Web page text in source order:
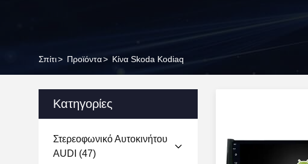
Σπίτι> Προϊόντα> Κίνα Skoda Kodiaq
Κατηγορίες
Στερεοφωνικό Αυτοκινήτου
AUDI (47)